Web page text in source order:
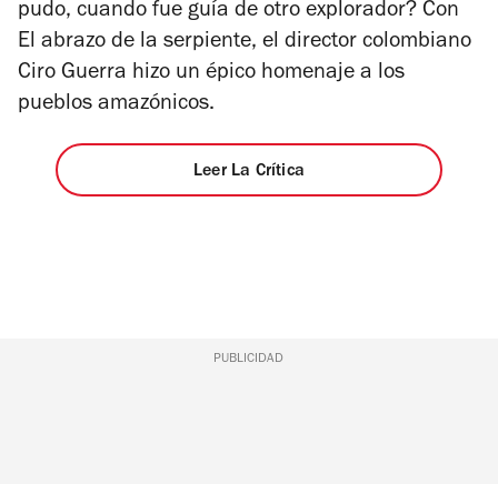
pudo, cuando fue guía de otro explorador? Con
El abrazo de la serpiente, el director colombiano
Ciro Guerra hizo un épico homenaje a los
pueblos amazónicos.
Leer La Crítica
PUBLICIDAD